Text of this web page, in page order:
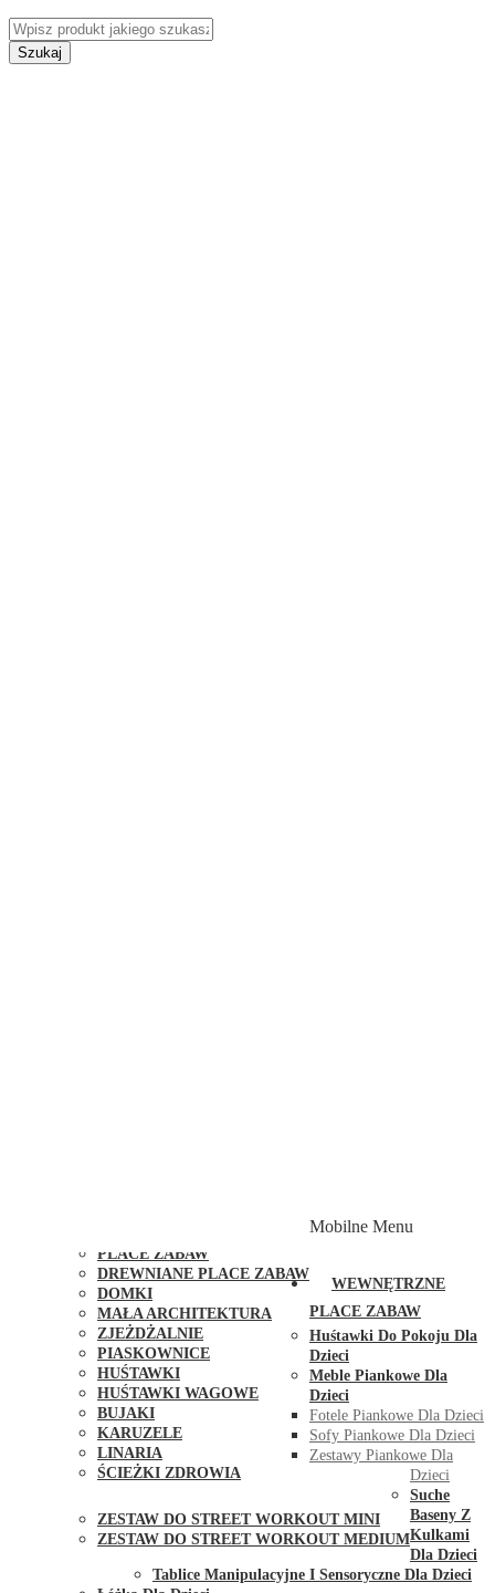
Szukaj
PLACE ZABAW
DREWNIANE PLACE ZABAW
DOMKI
MAŁA ARCHITEKTURA
ZJEŻDŻALNIE
PIASKOWNICE
HUŚTAWKI
HUŚTAWKI WAGOWE
BUJAKI
KARUZELE
LINARIA
ŚCIEŻKI ZDROWIA
ZESTAW DO STREET WORKOUT MINI
ZESTAW DO STREET WORKOUT MEDIUM
Mobilne Menu
WEWNĘTRZNE
PLACE ZABAW
Huśtawki Do Pokoju Dla
Dzieci
Meble Piankowe Dla
Dzieci
Fotele Piankowe Dla Dzieci
Sofy Piankowe Dla Dzieci
Zestawy Piankowe Dla
Dzieci
Suche
Baseny Z
Kulkami
Dla Dzieci
Tablice Manipulacyjne I Sensoryczne Dla Dzieci